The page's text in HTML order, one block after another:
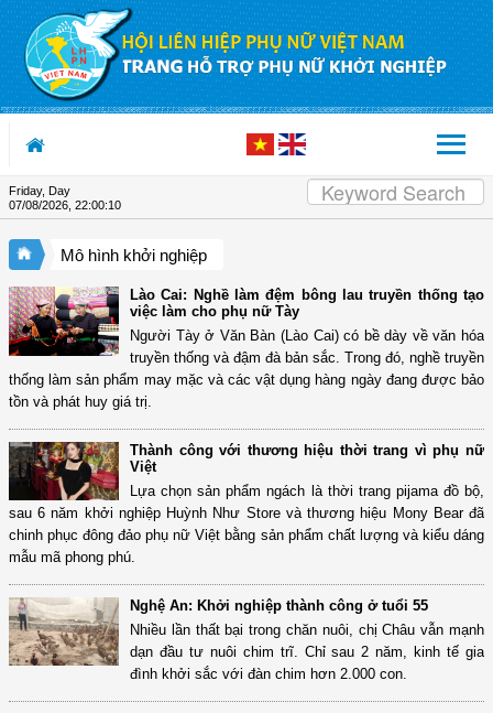
Skip to Content
Friday, Day
07/08/2026 22:00:11
Mô hình khởi nghiệp
Lào Cai: Nghề làm đệm bông lau truyền thống tạo
việc làm cho phụ nữ Tày
Người Tày ở Văn Bàn (Lào Cai) có bề dày về văn hóa
truyền thống và đậm đà bản sắc. Trong đó, nghề truyền
thống làm sản phẩm may mặc và các vật dụng hàng ngày đang được bảo
tồn và phát huy giá trị.
Thành công với thương hiệu thời trang vì phụ nữ
Việt
Lựa chọn sản phẩm ngách là thời trang pijama đồ bộ,
sau 6 năm khởi nghiệp Huỳnh Như Store và thương hiệu Mony Bear đã
chinh phục đông đảo phụ nữ Việt bằng sản phẩm chất lượng và kiểu dáng
mẫu mã phong phú.
Nghệ An: Khởi nghiệp thành công ở tuổi 55
Nhiều lần thất bại trong chăn nuôi, chị Châu vẫn mạnh
dạn đầu tư nuôi chim trĩ. Chỉ sau 2 năm, kinh tế gia
đình khởi sắc với đàn chim hơn 2.000 con.